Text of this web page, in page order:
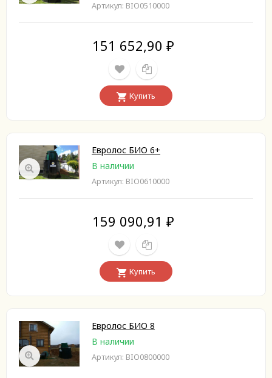
Артикул: BIO0510000
151 652,90 ₽
Купить
Евролос БИО 6+
В наличии
Артикул: BIO0610000
159 090,91 ₽
Купить
Евролос БИО 8
В наличии
Артикул: BIO0800000